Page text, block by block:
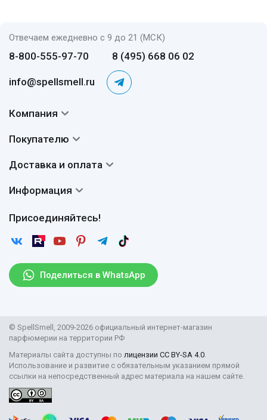
Отвечаем ежедневно с 9 до 21 (МСК)
8-800-555-97-70 8 (495) 668 06 02
info@spellsmell.ru
Поделиться в WhatsApp
Присоединяйтесь!
Компания
Авторы
Сертификаты
Покупателю
Вопросы и ответы
Отзывы
Рассылка
Доставка и оплата
Доставка
Возврат
Информация
Пользовательское соглашение
Защита персональных данных
Правила продажи товаров (Постановление Правительства
Поставщикам
© SpellSmell, 2009-2026 официальный интернет-магазин
парфюмерии на территории РФ
Материалы сайта доступны по лицензии CC BY-SA 4.0.
Использование и развитие с обязательным указанием прямой
ссылки на непосредственный адрес материала на нашем сайте.